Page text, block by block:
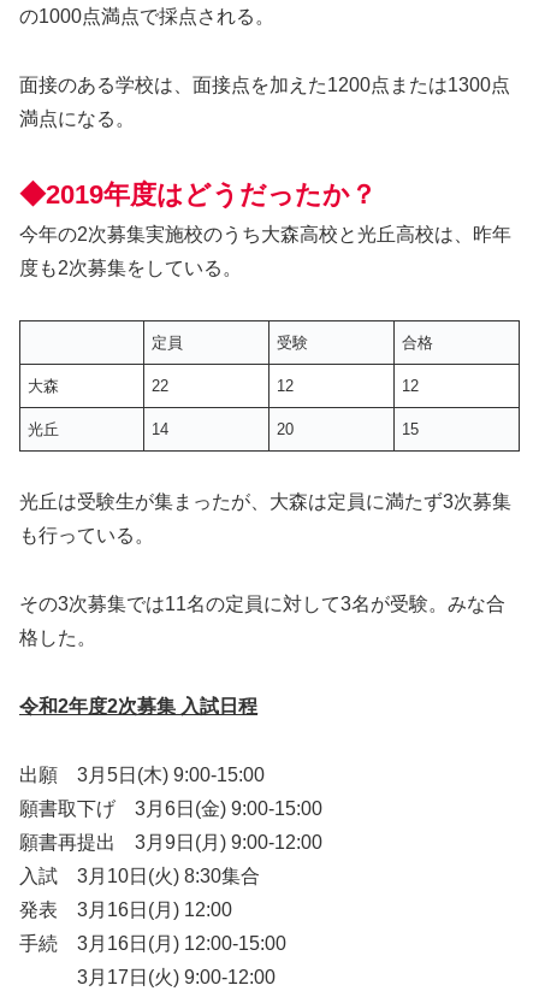
の1000点満点で採点される。
面接のある学校は、面接点を加えた1200点または1300点
満点になる。
◆2019年度はどうだったか？
今年の2次募集実施校のうち大森高校と光丘高校は、昨年
度も2次募集をしている。
定員 受験 合格
大森 22 12 12
光丘 14 20 15
光丘は受験生が集まったが、大森は定員に満たず3次募集
も行っている。
その3次募集では11名の定員に対して3名が受験。みな合
格した。
令和2年度2次募集 入試日程
出願 3月5日(木) 9:00-15:00
願書取下げ 3月6日(金) 9:00-15:00
願書再提出 3月9日(月) 9:00-12:00
入試 3月10日(火) 8:30集合
発表 3月16日(月) 12:00
手続 3月16日(月) 12:00-15:00
3月17日(火) 9:00-12:00